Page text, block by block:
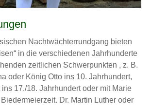
Nachtwächterrundgang bieten
in die verschiedenen Jahrhunderte
zeitlichen Schwerpunkten , z. B.
oder König Otto ins 10. Jahrhundert,
17./18. Jahrhundert oder mit Marie
Dr. Martin Luther oder